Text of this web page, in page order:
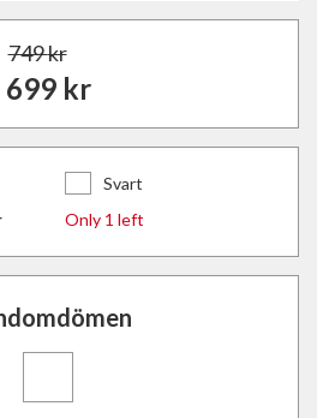
749kr
699 kr
Svart
Only 1 left